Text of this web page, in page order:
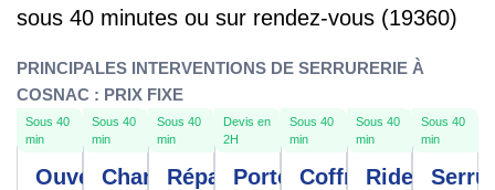
sous 40 minutes ou sur rendez-vous (19360)
PRINCIPALES INTERVENTIONS DE SERRURERIE À
COSNAC : PRIX FIXE
Sous 40
min
Ouverture
Sous 40
min
Changement
Sous 40
min
Réparation
Devis en
2H
Porte
Sous 40
min
Coffre
Sous 40
min
Rideau
Sous 40
min